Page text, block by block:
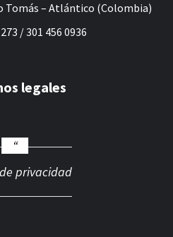
Tomás – Atlántico (Colombia)
/ 301 456 0936
legales
privacidad